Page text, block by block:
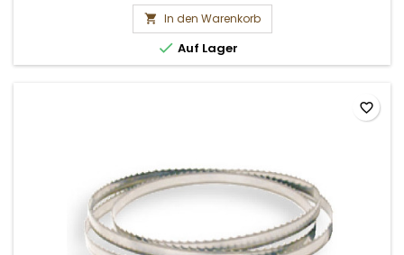
 In den Warenkorb
 Auf Lager
favorite_border